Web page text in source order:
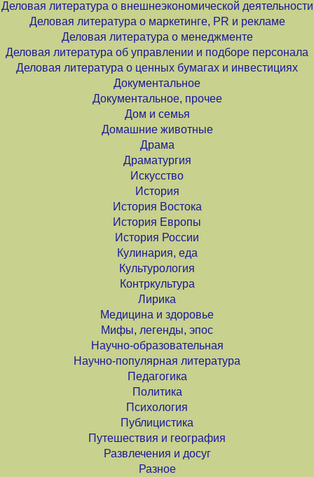
Деловая литература о внешнеэкономической деятельности
Деловая литература о маркетинге, PR и рекламе
Деловая литература о менеджменте
Деловая литература об управлении и подборе персонала
Деловая литература о ценных бумагах и инвестициях
Документальное
Документальное, прочее
Дом и семья
Домашние животные
Драма
Драматургия
Искусство
История
История Востока
История Европы
История России
Кулинария, еда
Культурология
Контркультура
Лирика
Медицина и здоровье
Мифы, легенды, эпос
Научно-образовательная
Научно-популярная литература
Педагогика
Политика
Психология
Публицистика
Путешествия и география
Развлечения и досуг
Разное